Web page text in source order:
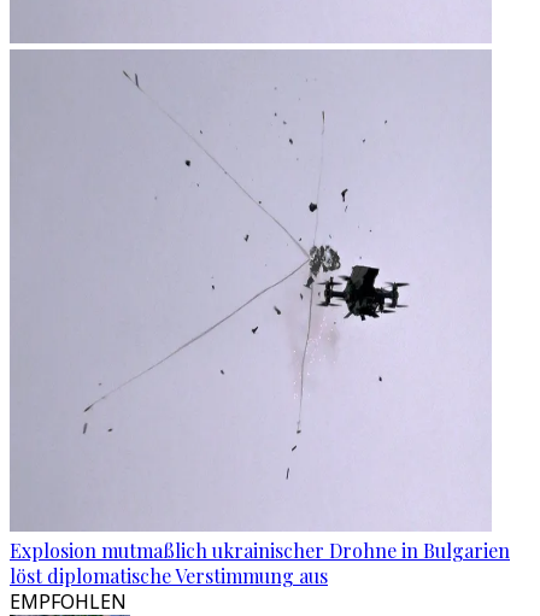
Explosion mutmaßlich ukrainischer Drohne in Bulgarien
löst diplomatische Verstimmung aus
EMPFOHLEN